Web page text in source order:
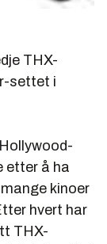
THX-
settet i
å ha
kinoer
hvert har
THX-